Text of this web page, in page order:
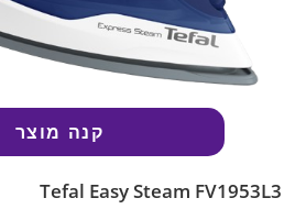
קנה מוצר
Tefal Easy Steam FV1953L3